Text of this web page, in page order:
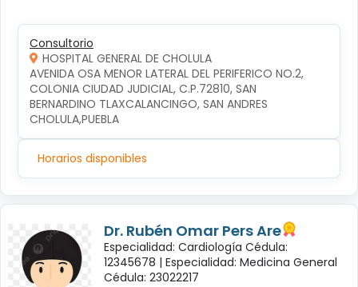
Consultorio
HOSPITAL GENERAL DE CHOLULA
AVENIDA OSA MENOR LATERAL DEL PERIFERICO NO.2,
COLONIA CIUDAD JUDICIAL, C.P.72810, SAN
BERNARDINO TLAXCALANCINGO, SAN ANDRES
CHOLULA,PUEBLA
Horarios disponibles
Dr. Rubén Omar Pers Are
Especialidad: Cardiología Cédula:
12345678 | Especialidad: Medicina General
Cédula: 23022217